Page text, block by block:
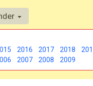
2016 2017 2018
2007 2008 2009